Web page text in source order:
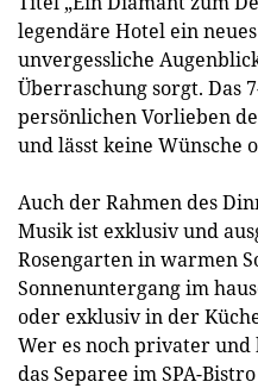
legendäre Hotel ein
unvergessliche
Überraschung sorgt. Das
persönlichen Vorlieben
und lässt keine Wünsche
Auch der Rahmen des
Musik ist exklusiv und
Rosengarten in warmen
Sonnenuntergang im
oder exklusiv in der
Wer es noch privater
das Separee im SPA-